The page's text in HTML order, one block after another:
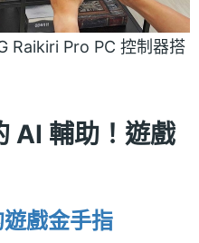
Raikiri Pro PC 控制器搭
AI 輔助！遊戲
戲金手指